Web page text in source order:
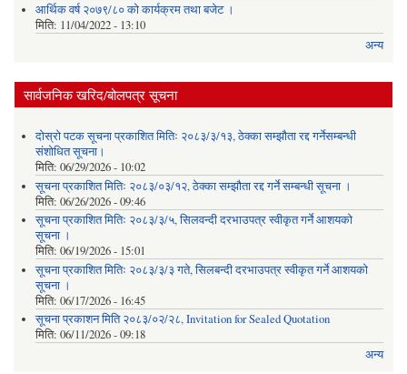
आर्थिक वर्ष २०७९/८० को कार्यक्रम तथा बजेट ।
मिति: 11/04/2022 - 13:10
अन्य
सार्वजनिक खरिद/बोलपत्र सूचना
दोस्रो पटक सूचना प्रकाशित मितिः २०८३/३/१३, ठेक्का सम्झौता रद्द गर्नेसम्बन्धी
संशोधित सूचना।
मिति: 06/29/2026 - 10:02
सूचना प्रकाशित मितिः २०८३/०३/१२, ठेक्का सम्झौता रद्द गर्ने सम्बन्धी सूचना ।
मिति: 06/26/2026 - 09:46
सूचना प्रकाशित मितिः २०८३/३/५, सिलवन्दी दरभाउपत्र स्वीकृत गर्ने आशयको
सूचना ।
मिति: 06/19/2026 - 15:01
सूचना प्रकाशित मितिः २०८३/३/३ गते, सिलबन्दी दरभाउपत्र स्वीकृत गर्ने आशयको
सूचना ।
मिति: 06/17/2026 - 16:45
सूचना प्रकाशन मिति २०८३/०२/२८, Invitation for Sealed Quotation
मिति: 06/11/2026 - 09:18
अन्य